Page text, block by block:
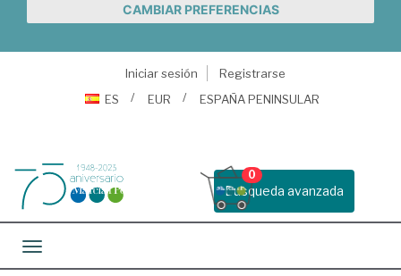
CAMBIAR PREFERENCIAS
Iniciar sesión
Registrarse
ES
EUR ESPAÑA PENINSULAR
Busqueda avanzada
0
Toggle navigation